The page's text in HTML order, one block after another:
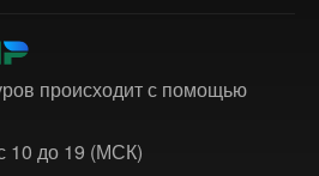
происходит с помощью
10 до 19 (МСК)